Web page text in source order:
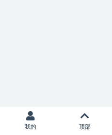
我的 顶部